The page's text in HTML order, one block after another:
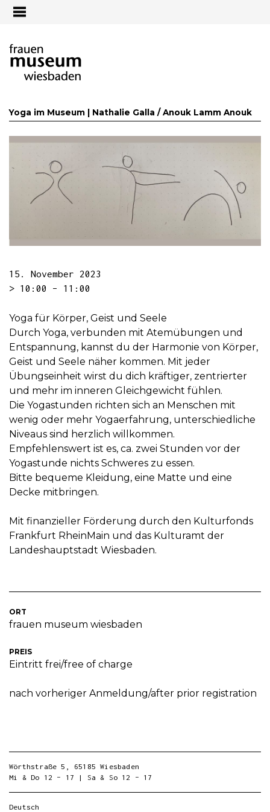
Yoga im Museum | Nathalie Galla /Anouk Lamm Anouk
15. November 2023
> 10:00 – 11:00
Yoga für Körper, Geist und Seele
Durch Yoga, verbunden mit Atemübungen und
Entspannung, kannst du der Harmonie von Körper,
Geist und Seele näher kommen. Mit jeder
Übungseinheit wirst du dich kräftiger, zentrierter
und mehr im inneren Gleichgewicht fühlen.
Die Yogastunden richten sich an Menschen mit
wenig oder mehr Yogaerfahrung, unterschiedliche
Niveaus sind herzlich willkommen.
Empfehlenswert ist es, ca. zwei Stunden vor der
Yogastunde nichts Schweres zu essen.
Bitte bequeme Kleidung, eine Matte und eine
Decke mitbringen.
Mit finanzieller Förderung durch den Kulturfonds
Frankfurt RheinMain und das Kulturamt der
Landeshauptstadt Wiesbaden.
ORT
frauen museum wiesbaden
PREIS
Eintritt frei/free of charge
nach vorheriger Anmeldung/after prior registration
Wörthstraße 5, 65185 Wiesbaden
Mi & Do 12 – 17 | Sa & So 12 – 17
Deutsch